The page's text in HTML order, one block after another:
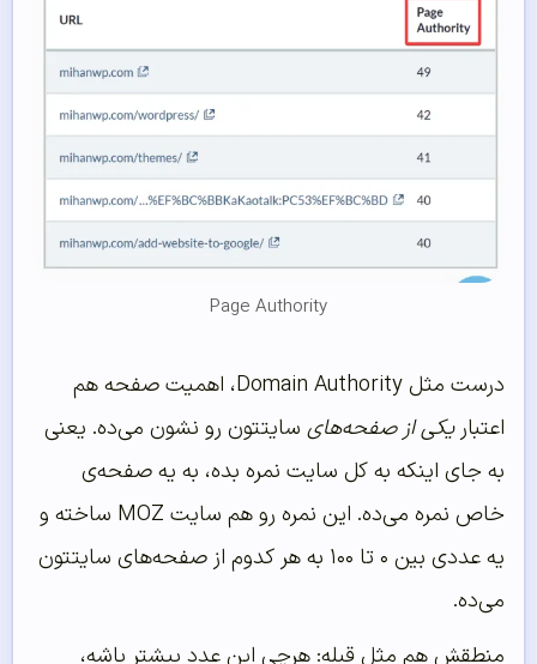
Page Authority
درست مثل Domain Authority، اهمیت صفحه هم
اعتباریکی از صفحه‌های سایتتون رو نشون می‌ده. یعنی
به جای اینکه به کل سایت نمره بده، به یه صفحه‌ی
خاص نمره می‌ده. این نمره رو هم سایت MOZ ساخته و
یه عددی بین ۰ تا ۱۰۰ به هر کدوم از صفحه‌های سایتتون
می‌ده.
منطقش هم مثل قبله: هرچی این عدد بیشتر باشه،